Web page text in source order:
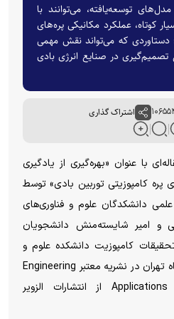
توسعه‌یافته، می‌توانند با
کوتاه، عملکرد مکانیکی پره‌های
دستاوردی که می‌تواند نقش مهمی
تصمیم‌گیری در صنایع انرژی بادی
اشتراک گذاری
با عنوان «بهره‌گیری از یادگیری
پره کامپوزیتی توربین بادی» توسط
دانشکدگان علوم و فناوری‌های
و امیر شایسته‌منش دانشجویان
تحقیقات کامپوزیت دانشکده علوم و
فناوری‌های میان‌رشته‌ای دانشگاه تهران در نشریه معتبر Engineering
Applications of Artificial Intelligence از انتشارات الزویر